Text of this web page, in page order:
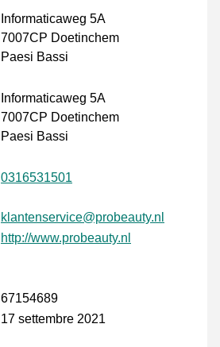
Informaticaweg 5A
7007CP Doetinchem
Paesi Bassi
Informaticaweg 5A
7007CP Doetinchem
Paesi Bassi
0316531501
klantenservice@probeauty.nl
http://www.probeauty.nl
67154689
17 settembre 2021